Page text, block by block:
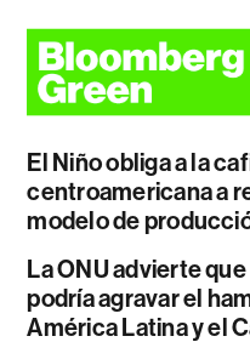
El Niño obliga a la
centroamericana a
modelo de
La ONU advierte
podría agravar el
América Latina y el